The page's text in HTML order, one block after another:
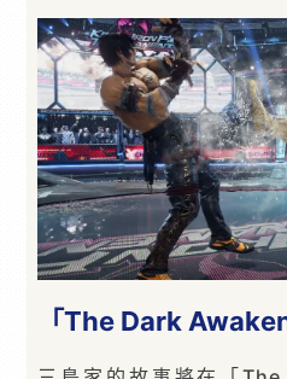
「The Dark